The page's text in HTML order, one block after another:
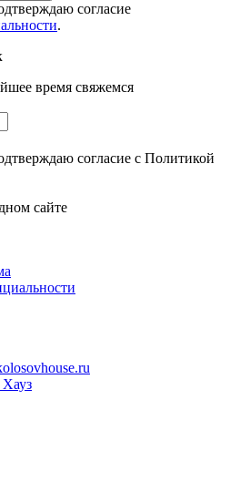
согласие
.
время свяжемся
согласие с Политикой
сайте